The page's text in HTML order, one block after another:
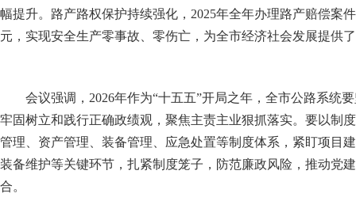
幅提升。路产路权保护持续强化，2025年全年办理路产赔偿案
元，实现安全生产零事故、零伤亡，为全市经济社会发展提供
会议强调，2026年作为“十五五”开局之年，全市公路系统
牢固树立和践行正确政绩观，聚焦主责主业狠抓落实。要以制
管理、资产管理、装备管理、应急处置等制度体系，紧盯项目
装备维护等关键环节，扎紧制度笼子，防范廉政风险，推动党
合。